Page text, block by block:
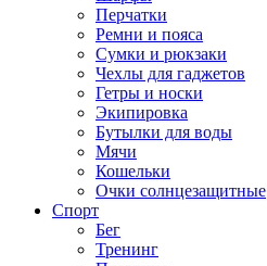
Перчатки
Ремни и пояса
Сумки и рюкзаки
Чехлы для гаджетов
Гетры и носки
Экипировка
Бутылки для воды
Мячи
Кошельки
Очки солнцезащитные
Спорт
Бег
Тренинг